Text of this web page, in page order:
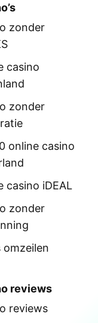
zonder
casino
zonder
online casino
casino iDEAL
zonder
omzeilen
reviews
reviews